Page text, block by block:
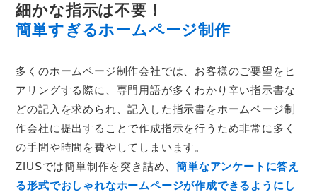
細かな指示は不要！
簡単すぎるホームページ制作
多くのホームページ制作会社では、お客様のご要望をヒ
アリングする際に、専門用語が多くわかり辛い指示書な
どの記入を求められ、記入した指示書をホームページ制
作会社に提出することで作成指示を行うため非常に多く
の手間や時間を費やしてしまいます。
ZIUSでは簡単制作を突き詰め、簡単なアンケートに答え
る形式でおしゃれなホームページが作成できるようにし